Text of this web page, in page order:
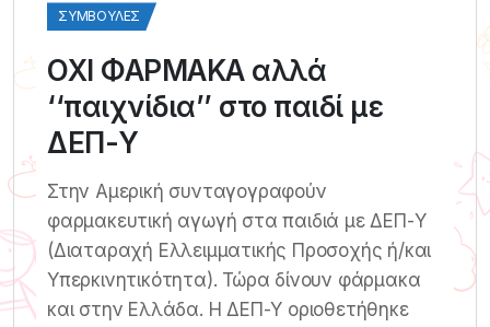
ΣΥΜΒΟΥΛΈΣ
ΟΧΙ ΦΑΡΜΑΚΑ αλλά
‘‘παιχνίδια’’ στο παιδί με
ΔΕΠ-Υ
Στην Αμερική συνταγογραφούν
φαρμακευτική αγωγή στα παιδιά με ΔΕΠ-Υ
(Διαταραχή Ελλειμματικής Προσοχής ή/και
Υπερκινητικότητα). Τώρα δίνουν φάρμακα
και στην Ελλάδα. Η ΔΕΠ-Υ οριοθετήθηκε